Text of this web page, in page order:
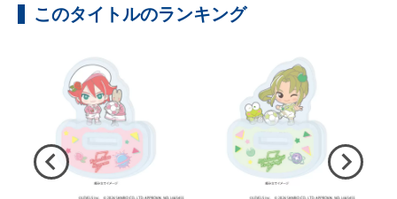
このタイトルのランキング